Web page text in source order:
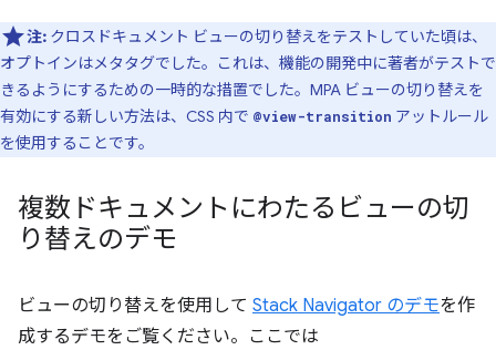
注: クロスドキュメント ビューの切り替えをテストしていた頃は、
オプトインはメタタグでした。これは、機能の開発中に著者がテストで
きるようにするための一時的な措置でした。MPA ビューの切り替えを
有効にする新しい方法は、CSS 内で @view-transition アットルール
を使用することです。
複数ドキュメントにわたるビューの切
り替えのデモ
ビューの切り替えを使用して Stack Navigator のデモを作
成するデモをご覧ください。ここでは